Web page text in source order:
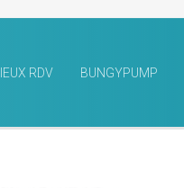
LIEUX RDV BUNGYPUMP